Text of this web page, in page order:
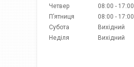
Четвер
08:00
17:00
Пʼятниця
08:00
17:00
Субота
Вихідний
Неділя
Вихідний